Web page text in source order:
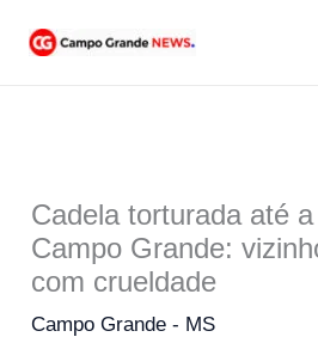
para
Cadela torturada até
Campo Grande:
com crueldade
Campo Grande - MS